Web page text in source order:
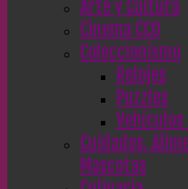
Arte y Cultura
Cinema CC0
Coleccionismo
Relojes
Puzzles
Vehículos
Cuidados,
Mascotas